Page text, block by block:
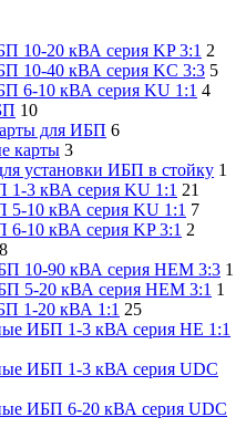
10-20 кВА серия KP 3:1 2
10-40 кВА серия KC 3:3 5
6-10 кВА серия KU 1:1 4
10
для ИБП 6
карты 3
установки ИБП в стойку 1
1-3 кВА серия KU 1:1 21
5-10 кВА серия KU 1:1 7
10 кВА серия KP 3:1 2
10-90 кВА серия HEM 3:3 1
5-20 кВА серия HEM 3:1 1
1-20 кВА 1:1 25
ИБП 1-3 кВА серия HE 1:1
ИБП 1-3 кВА серия UDC
ИБП 6-20 кВА серия UDC